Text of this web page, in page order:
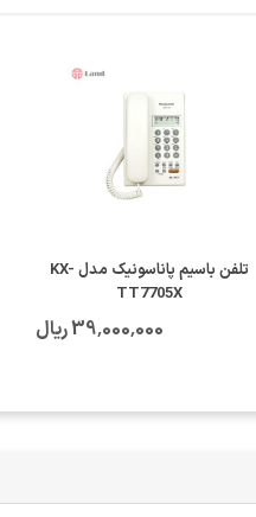
تلفن باسیم پاناسونیک مدل KX-
TT7705X
39٬000٬000 ریال